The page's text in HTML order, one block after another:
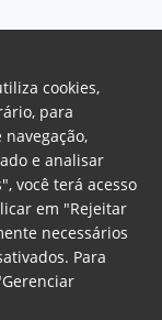
do Ceará
Av. Gen. Afonso
- CEP:
cookies,
para
e analisar
você terá acesso
em "Rejeitar
necessários
Para